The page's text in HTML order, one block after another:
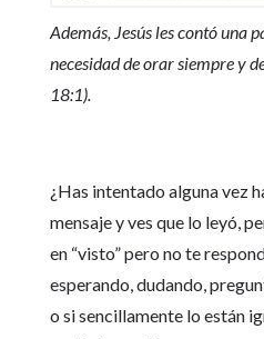
Además, Jesús les contó una
necesidad de orar siempre y
18:1).
¿Has intentado alguna vez
mensaje y ves que lo leyó,
en “visto” pero no te
esperando, dudando,
o si sencillamente lo están